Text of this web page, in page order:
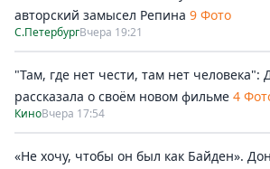
авторский замысел Репина 9 Фото
С.ПетербургВчера 19:21
"Там, где нет чести, там нет
рассказала о своём новом фильме 4
КиноВчера 17:54
«Не хочу, чтобы он был как Байден».